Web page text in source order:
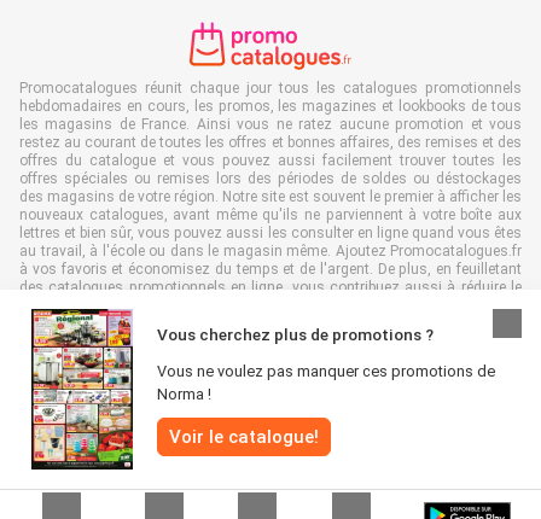
Vous cherchez plus de promotions ?
Vous ne voulez pas manquer ces promotions de
Norma !
Voir le catalogue!
Promocatalogues réunit chaque jour tous les catalogues promotionnels
hebdomadaires en cours, les promos, les magazines et lookbooks de tous
les magasins de France. Ainsi vous ne ratez aucune promotion et vous
restez au courant de toutes les offres et bonnes affaires, des remises et des
offres du catalogue et vous pouvez aussi facilement trouver toutes les
offres spéciales ou remises lors des périodes de soldes ou déstockages
des magasins de votre région. Notre site est souvent le premier à afficher les
nouveaux catalogues, avant même qu'ils ne parviennent à votre boîte aux
lettres et bien sûr, vous pouvez aussi les consulter en ligne quand vous êtes
au travail, à l'école ou dans le magasin même. Ajoutez Promocatalogues.fr
à vos favoris et économisez du temps et de l'argent. De plus, en feuilletant
des catalogues promotionnels en ligne, vous contribuez aussi à réduire le
Tous droits réservés & copie : Promocatalogues.fr 2026 |
responsabilité|Conditions générales|Politique de confidentialité